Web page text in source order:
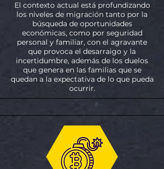
El contexto actual está profundizando
los niveles de migración tanto por la
búsqueda de oportunidades
económicas, como por seguridad
personal y familiar, con el agravante
que provoca el desarraigo y la
incertidumbre, además de los duelos
que genera en las familias que se
quedan a la expectativa de lo que pueda
ocurrir.